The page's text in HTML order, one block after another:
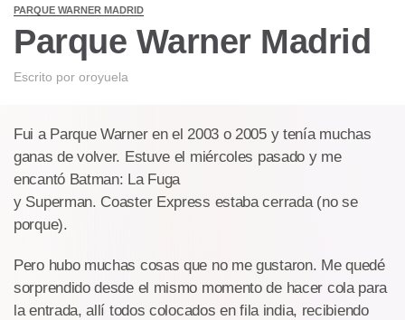
PARQUE WARNER MADRID
Parque Warner Madrid
Escrito por oroyuela
Fui a Parque Warner en el 2003 o 2005 y tenía muchas
ganas de volver. Estuve el miércoles pasado y me
encantó Batman: La Fuga
y Superman. Coaster Express estaba cerrada (no se
porque).
Pero hubo muchas cosas que no me gustaron. Me quedé
sorprendido desde el mismo momento de hacer cola para
la entrada, allí todos colocados en fila india, recibiendo